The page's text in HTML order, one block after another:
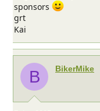
sponsors
grt
Kai
B BikerMike